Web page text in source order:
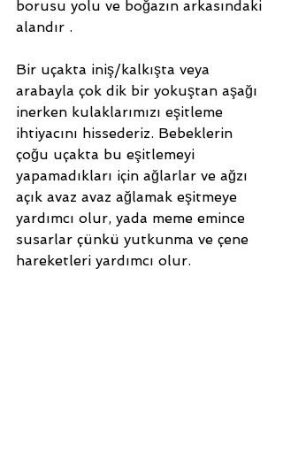
borusu yolu ve boğazın arkasındaki
alandır .
Bir uçakta iniş/kalkışta veya
arabayla çok dik bir yokuştan aşağı
inerken kulaklarımızı eşitleme
ihtiyacını hissederiz. Bebeklerin
çoğu uçakta bu eşitlemeyi
yapamadıkları için ağlarlar ve ağzı
açık avaz avaz ağlamak eşitmeye
yardımcı olur, yada meme emince
susarlar çünkü yutkunma ve çene
hareketleri yardımcı olur.